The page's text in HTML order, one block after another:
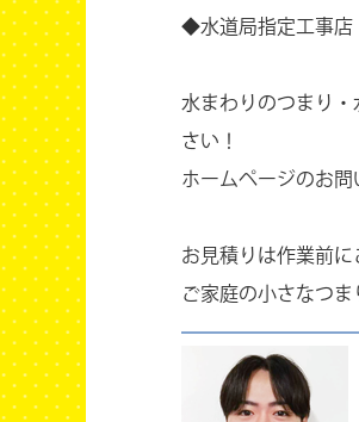
◆水道局指定工事店
水まわりのつまり
さい！
ホームページのお問
お見積りは作業前に
ご家庭の小さなつ